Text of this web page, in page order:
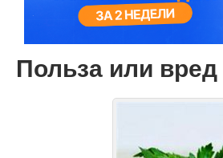
Польза или вред